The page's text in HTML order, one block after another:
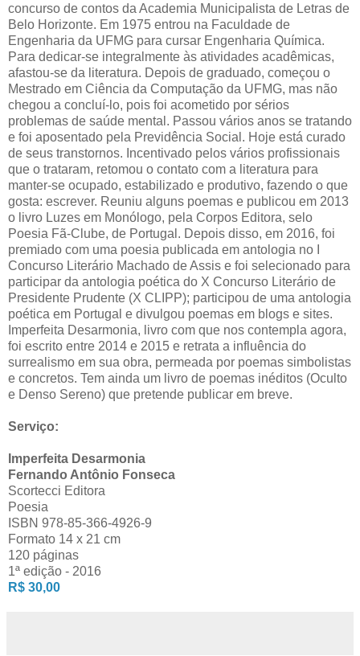
concurso de contos da Academia Municipalista de Letras de
Belo Horizonte. Em 1975 entrou na Faculdade de
Engenharia da UFMG para cursar Engenharia Química.
Para dedicar-se integralmente às atividades acadêmicas,
afastou-se da literatura. Depois de graduado, começou o
Mestrado em Ciência da Computação da UFMG, mas não
chegou a concluí-lo, pois foi acometido por sérios
problemas de saúde mental. Passou vários anos se tratando
e foi aposentado pela Previdência Social. Hoje está curado
de seus transtornos. Incentivado pelos vários profissionais
que o trataram, retomou o contato com a literatura para
manter-se ocupado, estabilizado e produtivo, fazendo o que
gosta: escrever. Reuniu alguns poemas e publicou em 2013
o livro Luzes em Monólogo, pela Corpos Editora, selo
Poesia Fã-Clube, de Portugal. Depois disso, em 2016, foi
premiado com uma poesia publicada em antologia no I
Concurso Literário Machado de Assis e foi selecionado para
participar da antologia poética do X Concurso Literário de
Presidente Prudente (X CLIPP); participou de uma antologia
poética em Portugal e divulgou poemas em blogs e sites.
Imperfeita Desarmonia, livro com que nos contempla agora,
foi escrito entre 2014 e 2015 e retrata a influência do
surrealismo em sua obra, permeada por poemas simbolistas
e concretos. Tem ainda um livro de poemas inéditos (Oculto
e Denso Sereno) que pretende publicar em breve.
Serviço:
Imperfeita Desarmonia
Fernando Antônio Fonseca
Scortecci Editora
Poesia
ISBN 978-85-366-4926-9
Formato 14 x 21 cm
120 páginas
1ª edição - 2016
R$ 30,00